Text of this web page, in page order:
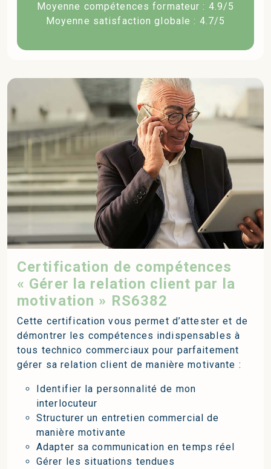
Moyenne compétences formateur : 4.9/5
Moyenne satisfaction globale : 4.7/5
Certification de compétences
« Gérer la relation client par la
motivation » RS6382
Cette certification vous permet d’attester et de
démontrer les compétences indispensables à
tous technico commerciaux pour parfaitement
gérer sa relation client de manière motivante :
Identifier la personnalité de mon
interlocuteur
Structurer un entretien commercial de
manière motivante
Adapter sa communication en temps réel
Gérer les situations tendues